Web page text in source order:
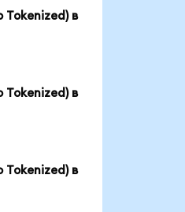
Tokenized) в
Tokenized) в
Tokenized) в